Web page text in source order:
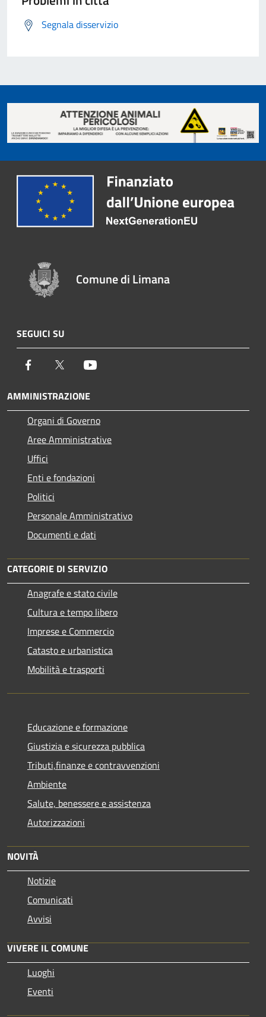
Segnala disservizio
Comune di Limana
SEGUICI SU
Facebook Twitter
AMMINISTRAZIONE
Organi di Governo
Aree Amministrative
Uffici
Enti e fondazioni
Politici
Personale Amministrativo
Documenti e dati
CATEGORIE DI SERVIZIO
Anagrafe e stato civile
Cultura e tempo libero
Imprese e Commercio
Catasto e urbanistica
Mobilità e trasporti
Educazione e formazione
Giustizia e sicurezza pubblica
Tributi,finanze e contravvenzioni
Ambiente
Salute, benessere e assistenza
Autorizzazioni
NOVITÀ
Notizie
Comunicati
Avvisi
VIVERE IL COMUNE
Luoghi
Eventi